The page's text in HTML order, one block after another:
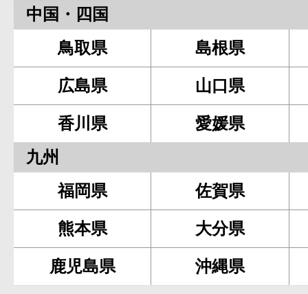
中国・四国
鳥取県
島根県
広島県 山口県
香川県
愛媛県
九州
福岡県
佐賀県
熊本県 大分県
鹿児島県 沖縄県